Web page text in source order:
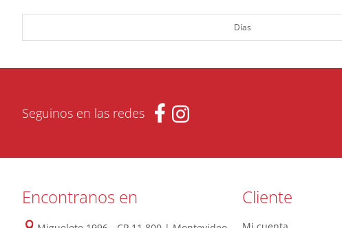
Días
Seguinos en las redes
Encontranos en Cliente